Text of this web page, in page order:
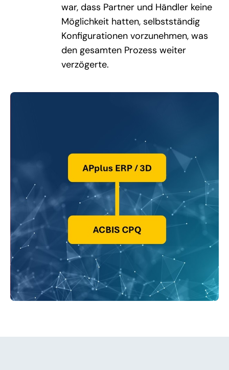
war, dass Partner und Händler keine
Möglichkeit hatten, selbstständig
Konfigurationen vorzunehmen, was
den gesamten Prozess weiter
verzögerte.